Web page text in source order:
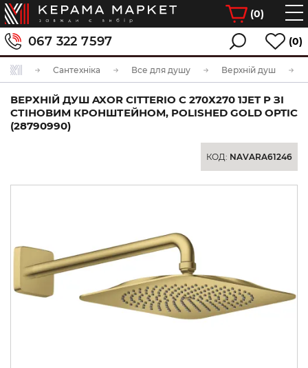
(0)
067 322 7597 (0)
Сантехніка Все для душу Верхній душ
ВЕРХНІЙ ДУШ AXOR CITTERIO C 270Х270 1JET P ЗІ
СТІНОВИМ КРОНШТЕЙНОМ, POLISHED GOLD OPTIC
(28790990)
КОД: NAVARA61246